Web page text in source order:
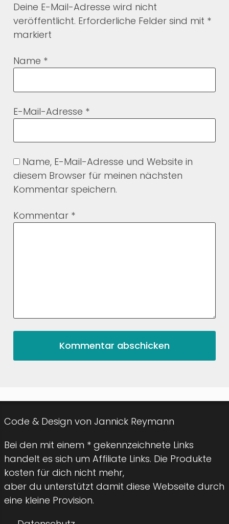
Deine E-Mail-Adresse wird nicht
veröffentlicht. Erforderliche Felder sind mit *
markiert
Name *
E-Mail-Adresse *
Name, E-Mail-Adresse und Website in
diesem Browser für meinen nächsten
Kommentar speichern.
Kommentar *
Code & Design von Jannick Reymann
Bei den mit einem * gekennzeichnete Links
handelt es sich um Affiliate Links. Die Produkte
kosten für dich nicht mehr,
aber du unterstützt damit diese Webseite durch
eine kleine Provision.